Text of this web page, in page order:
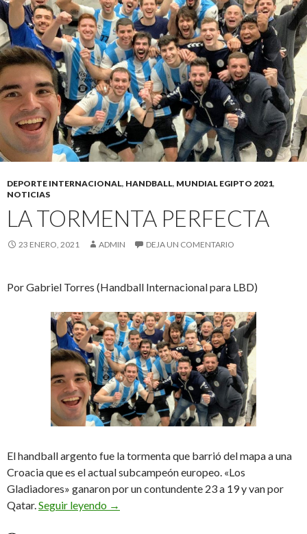
DEPORTE INTERNACIONAL, HANDBALL, MUNDIAL EGIPTO 2021,
NOTICIAS
LA TORMENTA PERFECTA
23 ENERO, 2021 ADMIN DEJA UN COMENTARIO
Por Gabriel Torres (Handball Internacional para LBD)
El handball argento fue la tormenta que barrió del mapa a una
Croacia que es el actual subcampeón europeo. «Los
Gladiadores» ganaron por un contundente 23 a 19 y van por
Qatar. Seguir leyendo La tormenta perfecta
→